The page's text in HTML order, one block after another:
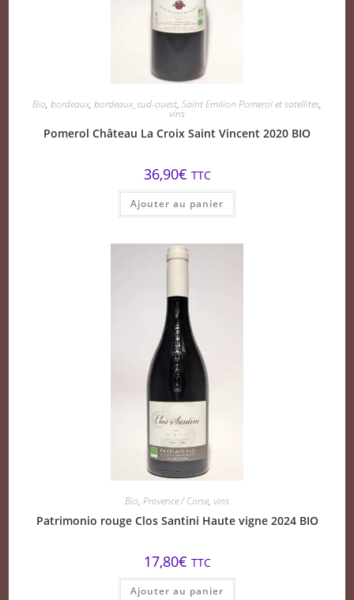
Bio, bordeaux, bordeaux_sud-ouest, Saint Emilion Pomerol et satellites,
vins
Pomerol Château La Croix Saint Vincent 2020 BIO
36,90€ TTC
Ajouter au panier
Bio, Provence / Corse, vins
Patrimonio rouge Clos Santini Haute vigne 2024 BIO
17,80€ TTC
Ajouter au panier